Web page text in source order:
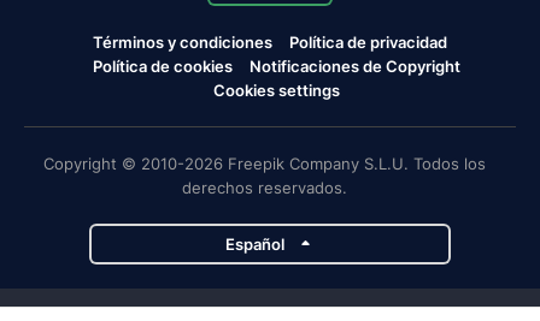
Términos y condiciones
Política de privacidad
Política de cookies
Notificaciones de Copyright
Cookies settings
Copyright © 2010-2026 Freepik Company S.L.U. Todos los
derechos reservados.
Español